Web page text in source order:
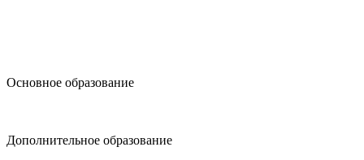
Основное образование
Дополнительное образование